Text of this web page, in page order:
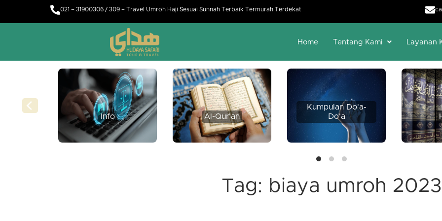
021 – 31900306 / 309 – Travel Umroh Haji Sesuai Sunnah Terbaik Termurah Terdekat
Home Tentang Kami Layanan
Info Al-Qur'an
Kumpulan Do'a-
Do'a
Tag: biaya umroh 2023